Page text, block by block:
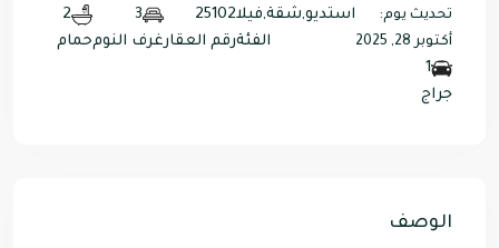
تحديث يوم:
أكتوبر 28, 2025
استديو,شقة,فيلا
الفئة
25102
رقم العقار
3
غرف النوم
2
حمام
1
جراج
الوصف